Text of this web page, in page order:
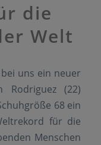
die
Welt
uns ein neuer
Rodriguez (22)
68 ein
für die
Menschen